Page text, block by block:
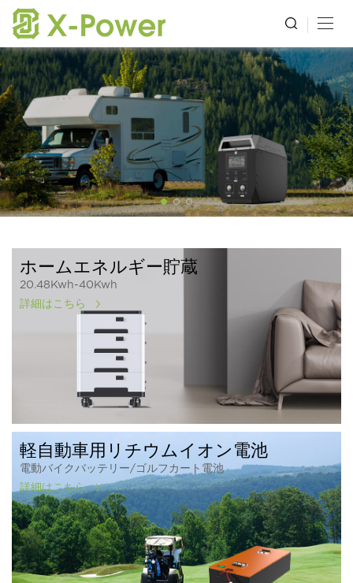
ホームエネルギー貯蔵
20.48Kwh-40Kwh
詳細はこちら
軽自動車用リチウムイオン電池
電動バイクバッテリー/ゴルフカート電池
詳細はこちら